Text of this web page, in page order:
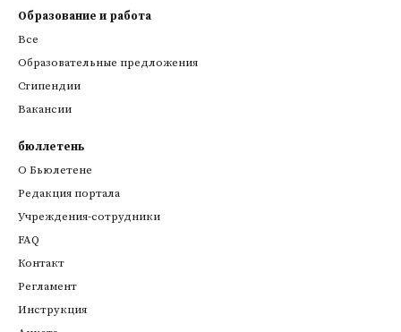
Образование и работа
Все
Образовательные предложения
Стипендии
Вакансии
бюллетень
О Бьюлетене
Редакция портала
Учреждения-сотрудники
FAQ
Контакт
Регламент
Инструкция